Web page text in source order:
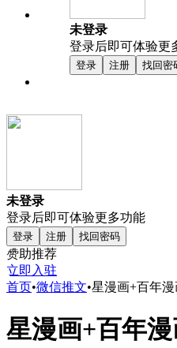
未登录
登录后即可体验更
登录 注册 找回密
未登录
登录后即可体验更多功能
登录 注册 找回密码
赞助推荐
立即入驻
首页•微信推文•星漫画+百年
星漫画+百年